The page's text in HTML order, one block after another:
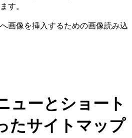
す。
画像を挿入するための画像読み込
ューとショート
たサイトマップ